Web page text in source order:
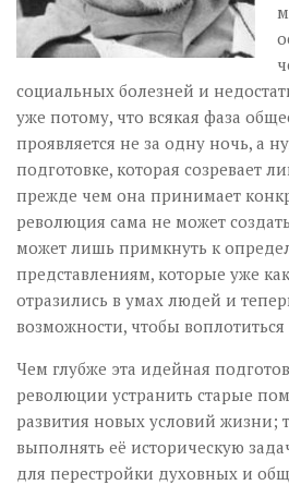
социальных болезней и
уже потому, что всякая фаза
проявляется не за одну ночь, а
подготовке, которая созревает
прежде чем она принимает
революция сама не может
может лишь примкнуть к
представлениям, которые уже
отразились в умах людей и
возможности, чтобы воплотиться
Чем глубже эта идейная
революции устранить старые
развития новых условий жизни;
выполнять её историческую
для перестройки духовных и